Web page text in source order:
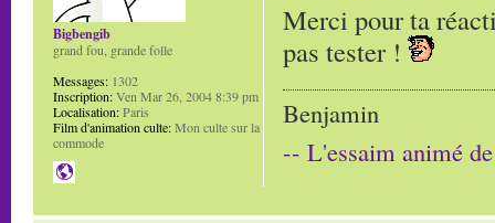
Merci pour ta
pas tester !
Benjamin
-- L'essaim animé
Bigbengib
grand fou, grande folle
Messages: 1302
Inscription:Ven Mar 26, 2004 8:39 pm
Localisation:Paris
Film d'animation culte:Mon culte sur la
commode